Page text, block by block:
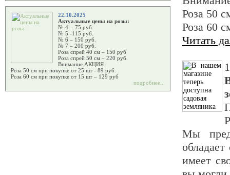
22.10.2025
Актуальные цены на розы:
№ 4 - 75 руб.
№ 5 -115 руб.
№ 6 – 150 руб.
№ 7 – 200 руб.
Роза спрей 40 см – 150 руб
Роза спрей 50 см – 220 руб.
Внимание АКЦИЯ
Роза 50 см при покупке от 25 шт - 89 руб.
Роза 60 см при покупке от 15 шт – 129 руб
подробнее...
Роза 50
Роза 60
Читать
Мы
имеет